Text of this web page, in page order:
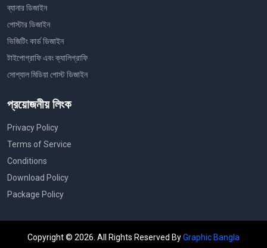
ব্যানার ডিজাইন
পোস্টার ডিজাইন
ভিজিটিং কার্ড ডিজাইন
টাইপোগ্রাফি এবং ক্যালিগ্রাফি
সোশ্যাল মিডিয়া পোস্ট ডিজাইন
প্রয়োজনীয় লিংক
Privacy Policy
Terms of Service
Conditions
Download Policy
Package Policy
Copyright © 2026. All Rights Reserved ByGraphic Bangla